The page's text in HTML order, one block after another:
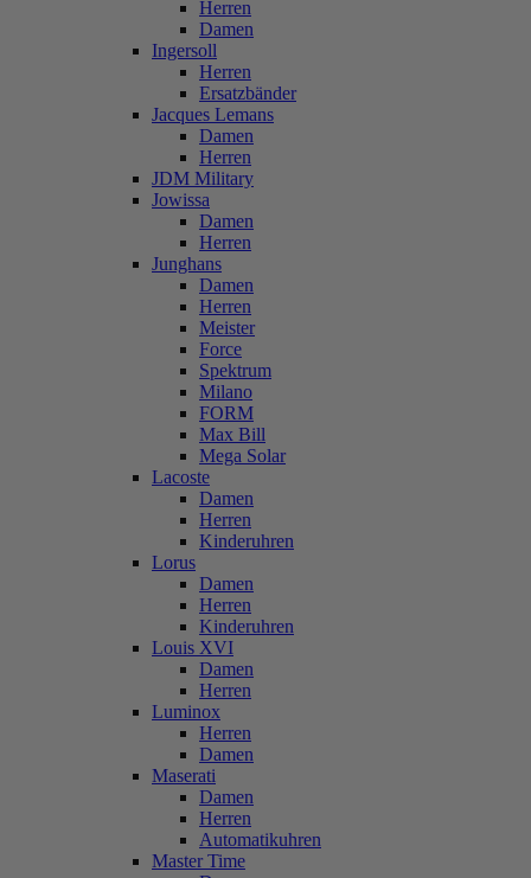
Herren
Damen
Ingersoll
Herren
Ersatzbänder
Jacques Lemans
Damen
Herren
JDM Military
Jowissa
Damen
Herren
Junghans
Damen
Herren
Meister
Force
Spektrum
Milano
FORM
Max Bill
Mega Solar
Lacoste
Damen
Herren
Kinderuhren
Lorus
Damen
Herren
Kinderuhren
Louis XVI
Damen
Herren
Luminox
Herren
Damen
Maserati
Damen
Herren
Automatikuhren
Master Time